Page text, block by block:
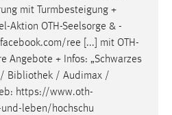
mit Turmbesteigung +
Aktion OTH-Seelsorge & -
ree [...] mit OTH-
Angebote + Infos: „Schwarzes
Bibliothek / Audimax /
https://www.oth-
leben/hochschu